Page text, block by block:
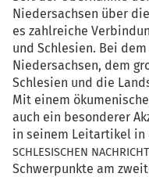
Nie­der­sach­sen über
es zahl­rei­che
und Schle­si­en. Bei
Nie­der­sach­sen, dem
Schle­si­en und die
Mit einem
auch ein beson­de­rer
in sei­nem Leit­ar­ti­kel in
SCHLESISCHEN
Schwer­punk­te am